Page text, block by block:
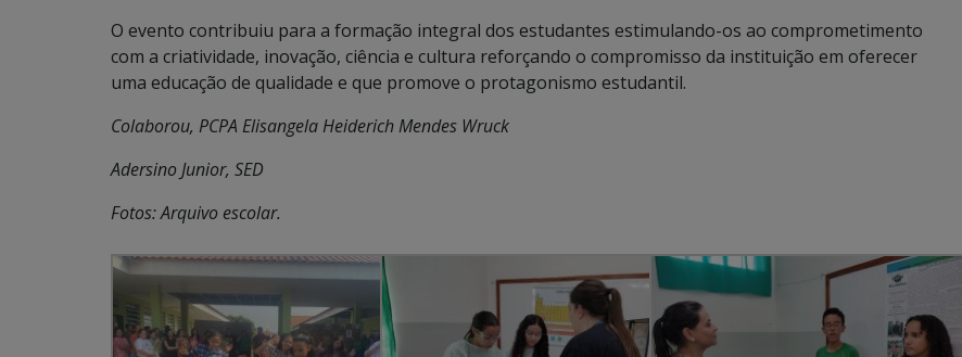
O evento contribuiu para a formação integral dos estudantes estimulando-os ao comprometimento
com a criatividade, inovação, ciência e cultura reforçando o compromisso da instituição em oferecer
uma educação de qualidade e que promove o protagonismo estudantil.
Colaborou, PCPA Elisangela Heiderich Mendes Wruck
Adersino Junior, SED
Fotos: Arquivo escolar.